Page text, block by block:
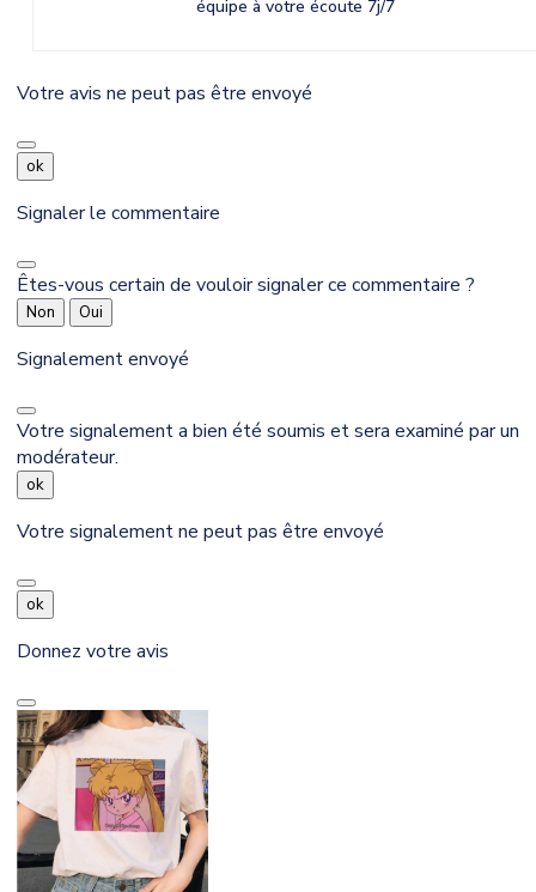
équipe à votre écoute 7j/7
Votre avis ne peut pas être envoyé
ok
Signaler le commentaire
Êtes-vous certain de vouloir signaler ce commentaire ?
Non Oui
Signalement envoyé
Votre signalement a bien été soumis et sera examiné par un
modérateur.
ok
Votre signalement ne peut pas être envoyé
ok
Donnez votre avis